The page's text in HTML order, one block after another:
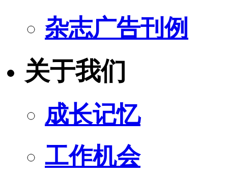
杂志广告刊例
关于我们
成长记忆
工作机会